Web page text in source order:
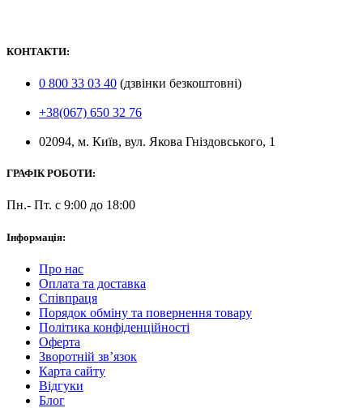
КОНТАКТИ:
0 800 33 03 40 (дзвінки безкоштовні)
+38(067) 650 32 76
02094, м. Київ, вул. Якова Гніздовського, 1
ГРАФІК РОБОТИ:
Пн.- Пт. с 9:00 до 18:00
Інформація:
Про нас
Оплата та доставка
Співпраця
Порядок обміну та повернення товару
Політика конфіденційності
Оферта
Зворотній зв’язок
Карта сайту
Відгуки
Блог